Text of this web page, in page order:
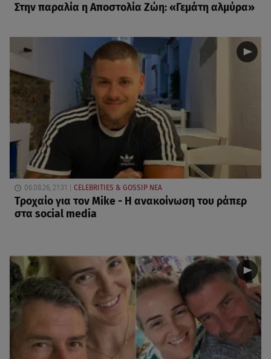
Στην παραλία η Αποστολία Ζώη: «Γεμάτη αλμύρα»
06.08.26, 21:31 CELEBRITIES & GOSSIP ΝΕΑ
Τροχαίο για τον Mike - Η ανακοίνωση του ράπερ
στα social media